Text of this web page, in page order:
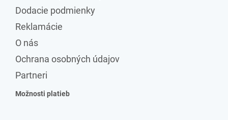
Dodacie podmienky
Reklamácie
O nás
Ochrana osobných údajov
Partneri
Možnosti platieb